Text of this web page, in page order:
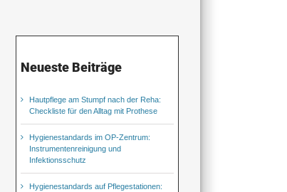
Neueste Beiträge
Hautpflege am Stumpf nach der Reha:
Checkliste für den Alltag mit Prothese
Hygienestandards im OP-Zentrum:
Instrumentenreinigung und
Infektionsschutz
Hygienestandards auf Pflegestationen: